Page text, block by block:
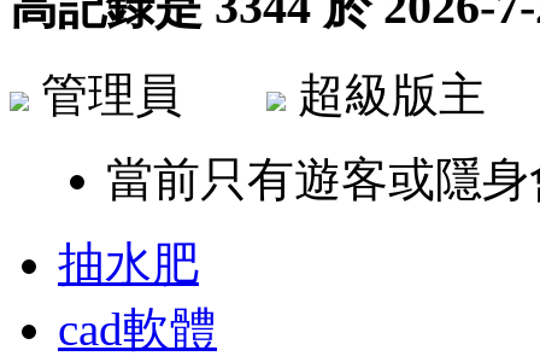
管理員
超級版
當前只有遊客或隱
抽水肥
cad軟體